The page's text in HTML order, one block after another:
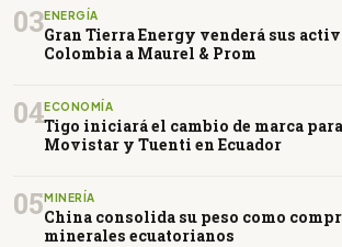
03ENERGÍA
Gran Tierra Energy venderá sus
Colombia a Maurel & Prom
04ECONOMÍA
Tigo iniciará el cambio de marca
Movistar y Tuenti en Ecuador
05MINERÍA
China consolida su peso como
minerales ecuatorianos